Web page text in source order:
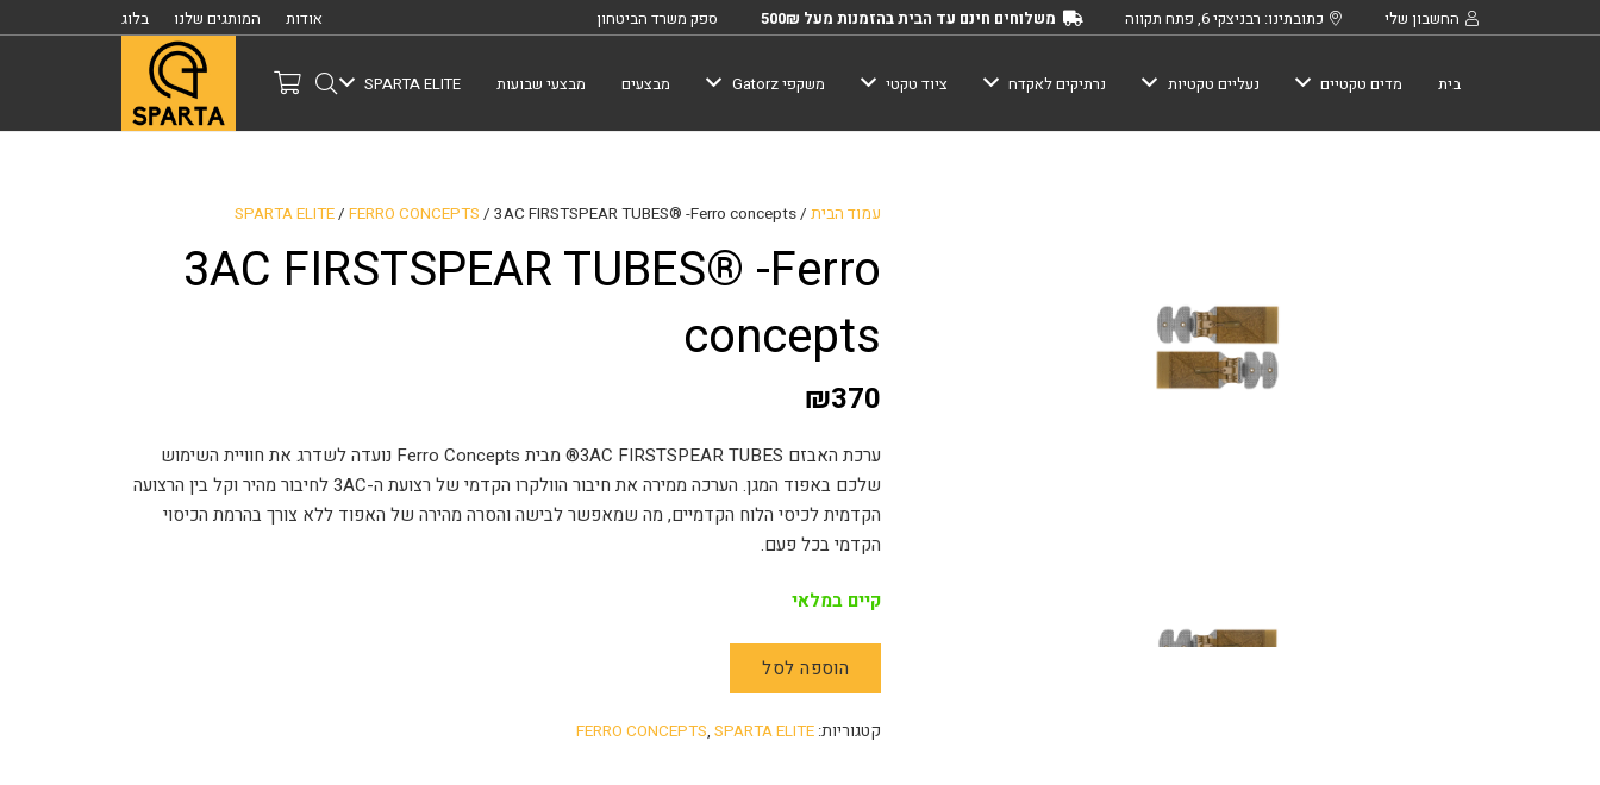
החשבון שלי כתובתינו: רבניצקי 6, פתח תקווה משלוחים חינם עד הבית בהזמנות מעל 500₪ ספק משרד הביטחון אודות המותגים שלנו בלוג
בית מדים טקטיים נעליים טקטיות נרתיקים לאקדח ציוד טקטי משקפי Gatorz מבצעים מבצעי שבועות SPARTA ELITE
עמוד הבית/
SPARTA ELITE/FERRO CONCEPTS / 3AC FIRSTSPEAR TUBES® -Ferro concepts
3AC FIRSTSPEAR TUBES® -Ferro
concepts
₪370
ערכת האבזם 3AC FIRSTSPEAR TUBES® מבית Ferro Concepts נועדה לשדרג את חוויית השימוש
שלכם באפוד המגן. הערכה ממירה את חיבור הוולקרו הקדמי של רצועת ה-3AC לחיבור מהיר וקל בין הרצועה
הקדמית לכיסי הלוח הקדמיים, מה שמאפשר לבישה והסרה מהירה של האפוד ללא צורך בהרמת הכיסוי
הקדמי בכל פעם.
קיים במלאי
הוספה לסל
קטגוריות: FERRO CONCEPTS,SPARTA ELITE